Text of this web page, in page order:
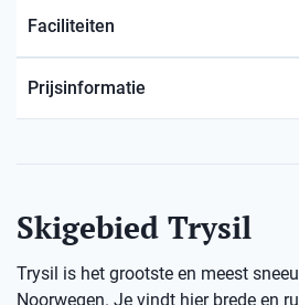
Faciliteiten
Prijsinformatie
Skigebied Trysil
Trysil is het grootste en meest
Noorwegen. Je vindt hier brede en